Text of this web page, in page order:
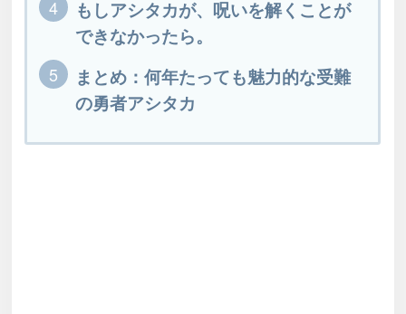
もしアシタカが、呪いを解くことが
できなかったら。
まとめ：何年たっても魅力的な受難
の勇者アシタカ